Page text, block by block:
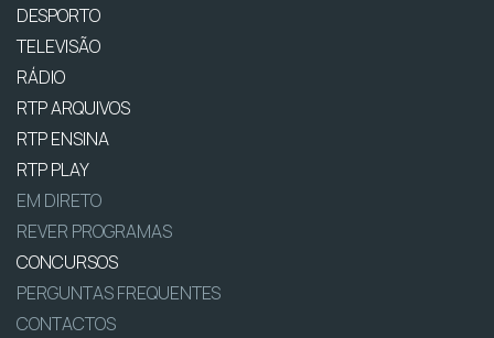
DESPORTO
TELEVISÃO
RÁDIO
RTP ARQUIVOS
RTP ENSINA
RTP PLAY
EM DIRETO
REVER PROGRAMAS
CONCURSOS
PERGUNTAS FREQUENTES
CONTACTOS